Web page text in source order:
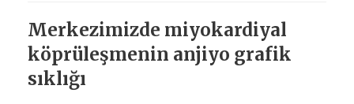
Merkezimizde miyokardiyal
köprüleşmenin anjiyo grafik
sıklığı